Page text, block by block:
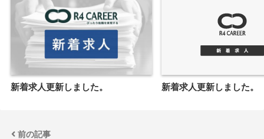
新着求人更新しました。 新着求人更新しました。
前の記事